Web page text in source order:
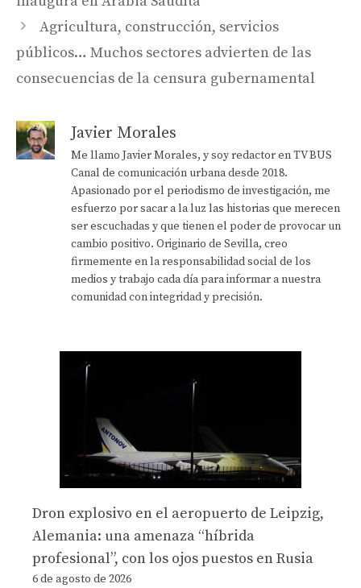
Agricultura, construcción, servicios
públicos… Muchos sectores advierten de las
consecuencias de la censura gubernamental
Javier Morales
Me llamo Javier Morales, y soy redactor en TV BUS
Canal de comunicación urbana desde 2018.
Apasionado por el periodismo de investigación, me
esfuerzo por sacar a la luz las historias que merecen
ser escuchadas y que tienen el poder de provocar un
cambio positivo. Originario de Sevilla, creo
firmemente en la responsabilidad social de los
medios y trabajo cada día para informar a nuestra
comunidad con integridad y precisión.
Dron explosivo en el aeropuerto de Leipzig,
Alemania: una amenaza “híbrida
profesional”, con los ojos puestos en Rusia
6 de agosto de 2026